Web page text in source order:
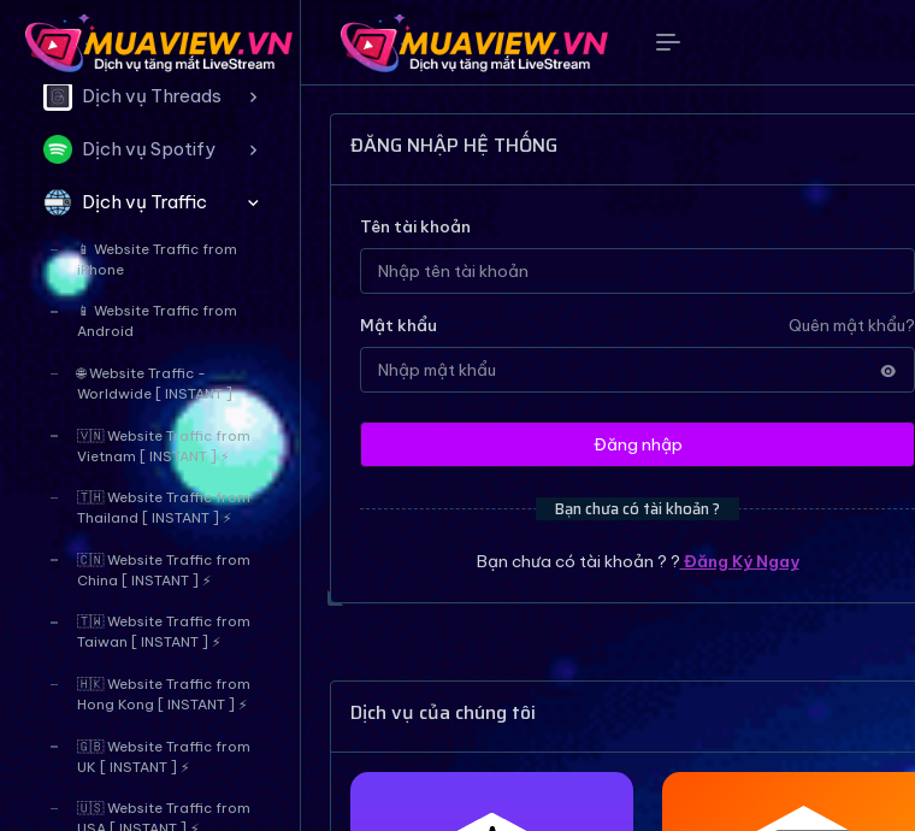
Dịch vụ Twitter
Dịch vụ Threads
Dịch vụ Spotify
Dịch vụ Traffic
📱 Website Traffic from
iPhone
📱 Website Traffic from
Android
🌐 Website Traffic -
Worldwide [ INSTANT ]
🇻🇳 Website Traffic from
Vietnam [ INSTANT ] ⚡
🇹🇭 Website Traffic from
Thailand [ INSTANT ] ⚡
🇨🇳 Website Traffic from
China [ INSTANT ] ⚡
🇹🇼 Website Traffic from
Taiwan [ INSTANT ] ⚡
🇭🇰 Website Traffic from
Hong Kong [ INSTANT ] ⚡
🇬🇧 Website Traffic from
UK [ INSTANT ] ⚡
🇺🇸 Website Traffic from
ĐĂNG NHẬP HỆ THỐNG
Tên tài khoản
Quên mật khẩu?
Mật khẩu
Đăng nhập
Bạn chưa có tài khoản ?
Bạn chưa có tài khoản ? ? Đăng Ký Ngay
Dịch vụ của chúng tôi